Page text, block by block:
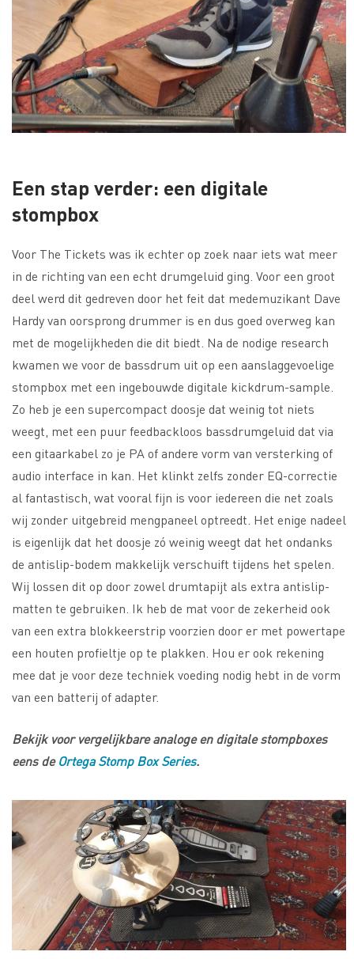
Een stap verder: een digitale
stompbox
Voor The Tickets was ik echter op zoek naar iets wat meer
in de richting van een echt drumgeluid ging. Voor een groot
deel werd dit gedreven door het feit dat medemuzikant Dave
Hardy van oorsprong drummer is en dus goed overweg kan
met de mogelijkheden die dit biedt. Na de nodige research
kwamen we voor de bassdrum uit op een aanslaggevoelige
stompbox met een ingebouwde digitale kickdrum-sample.
Zo heb je een supercompact doosje dat weinig tot niets
weegt, met een puur feedbackloos bassdrumgeluid dat via
een gitaarkabel zo je PA of andere vorm van versterking of
audio interface in kan. Het klinkt zelfs zonder EQ-correctie
al fantastisch, wat vooral fijn is voor iedereen die net zoals
wij zonder uitgebreid mengpaneel optreedt. Het enige nadeel
is eigenlijk dat het doosje zó weinig weegt dat het ondanks
de antislip-bodem makkelijk verschuift tijdens het spelen.
Wij lossen dit op door zowel drumtapijt als extra antislip-
matten te gebruiken. Ik heb de mat voor de zekerheid ook
van een extra blokkeerstrip voorzien door er met powertape
een houten profieltje op te plakken. Hou er ook rekening
mee dat je voor deze techniek voeding nodig hebt in de vorm
van een batterij of adapter.
Bekijk voor vergelijkbare analoge en digitale stompboxes
eens deOrtega Stomp Box Series.